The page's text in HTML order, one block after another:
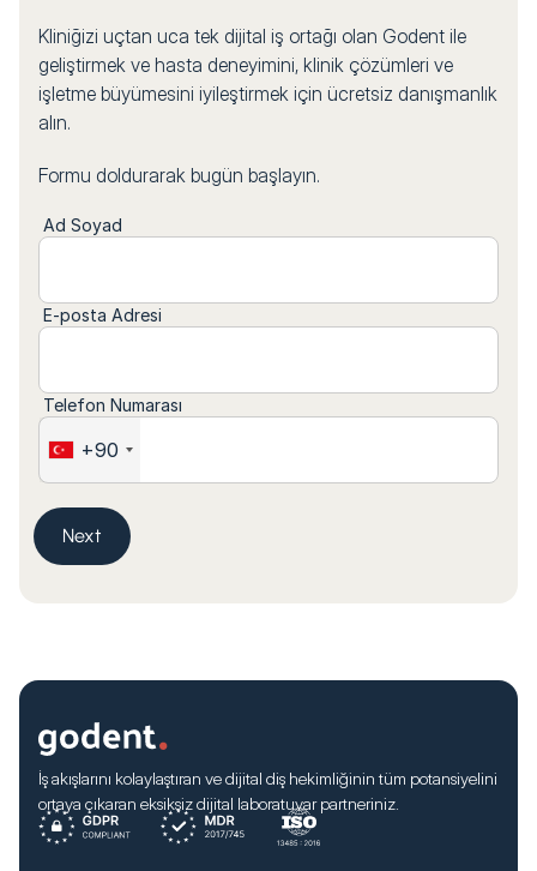
Kliniğizi uçtan uca tek dijital iş ortağı olan Godent ile
geliştirmek ve hasta deneyimini, klinik çözümleri ve
işletme büyümesini iyileştirmek için ücretsiz danışmanlık
alın.
Formu doldurarak bugün başlayın.
Ad Soyad
E-posta Adresi
Telefon Numarası
+90
Next
İş akışlarını kolaylaştıran ve dijital diş hekimliğinin tüm potansiyelini
ortaya çıkaran eksiksiz dijital laboratuvar partneriniz.